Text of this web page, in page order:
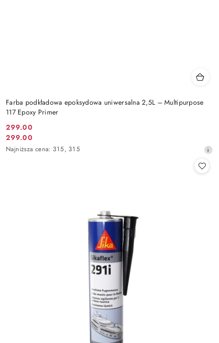
Farba podkładowa epoksydowa uniwersalna 2,5L – Multipurpose
117 Epoxy Primer
Cena
promocyjna:
299.00
Cena
promocyjna:
299.00
Najniższa
Najniższa cena: 315, 315